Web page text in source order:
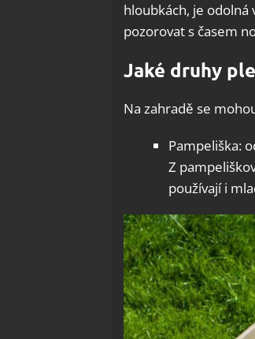
hloubkách, je
pozorovat s časem
Jaké druhy
Na zahradě se
Pampeliška:
Z
používají i